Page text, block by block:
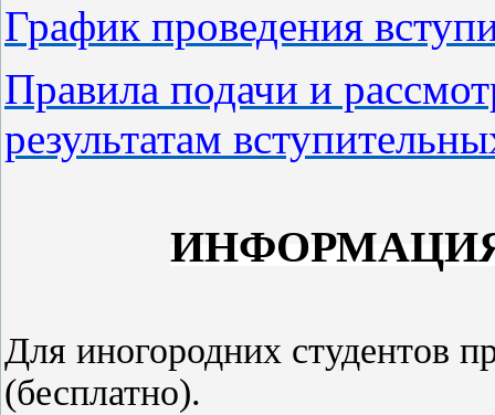
График проведения
Правила подачи и
результатам
​​​Для иногородних студентов
(бесплатно).